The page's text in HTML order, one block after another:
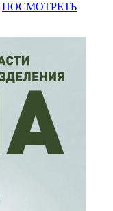
ПОСМОТРЕТЬ